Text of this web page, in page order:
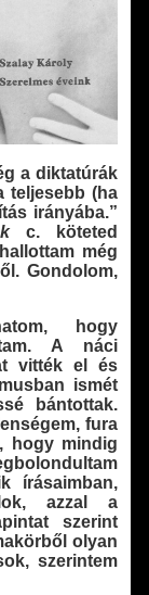
a diktatúrák
teljesebb (ha
irányába.”
c. köteted
még
Gondolom,
hogy
A náci
vitték el és
ismét
bántottak.
fura
hogy mindig
írásaimban,
azzal a
szerint
olyan
szerintem